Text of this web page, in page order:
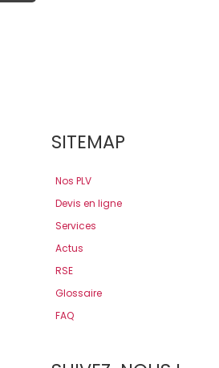
SITEMAP
Nos PLV
Devis en ligne
Services
Actus
RSE
Glossaire
FAQ